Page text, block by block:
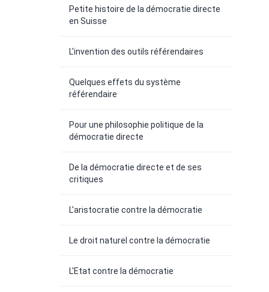
Petite histoire de la démocratie directe
en Suisse
L'invention des outils référendaires
Quelques effets du système
référendaire
Pour une philosophie politique de la
démocratie directe
De la démocratie directe et de ses
critiques
L'aristocratie contre la démocratie
Le droit naturel contre la démocratie
L'Etat contre la démocratie